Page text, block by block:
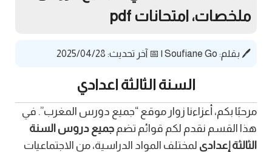
ملخصات، امتحانات pdf
🖊️ بقلم: Soufiane Go
| 📅 آخر تحديث: 2025/04/28
السنة الثالثة اعدادي
مرحبًا بكم، أعزاءنا زوار موقع “جميع دورس المغرب”. في
هذا القسم نقدم لكم قوائم تضم جميع دروس السنة
الثالثة إعدادي لمختلف المواد الدراسية، من الاجتماعيات